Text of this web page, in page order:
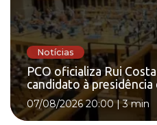
Notícias
PCO oficializa Rui
candidato à presidência
07/08/2026 20:00|3 min